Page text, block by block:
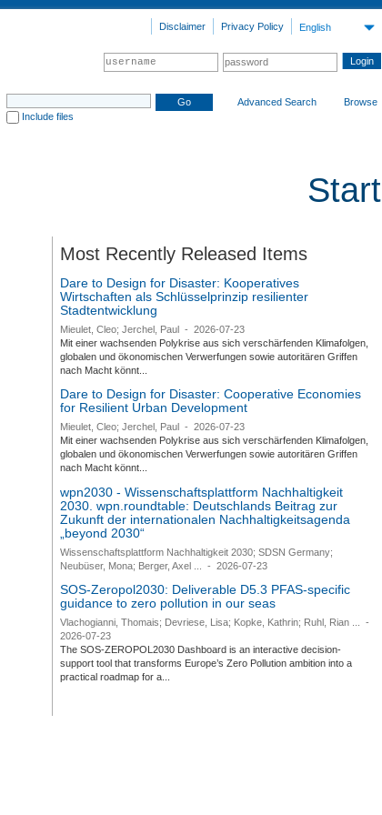
English
Privacy Policy
Disclaimer
Include files
Advanced Search Browse
Start
Most Recently Released Items
Dare to Design for Disaster: Kooperatives
Wirtschaften als Schlüsselprinzip resilienter
Stadtentwicklung
Mieulet, Cleo; Jerchel, Paul -
2026-07-23
Mit einer wachsenden Polykrise aus sich verschärfenden Klimafolgen,
globalen und ökonomischen Verwerfungen sowie autoritären Griffen
nach Macht könnt...
Dare to Design for Disaster: Cooperative Economies
for Resilient Urban Development
Mieulet, Cleo; Jerchel, Paul -
2026-07-23
Mit einer wachsenden Polykrise aus sich verschärfenden Klimafolgen,
globalen und ökonomischen Verwerfungen sowie autoritären Griffen
nach Macht könnt...
wpn2030 - Wissenschaftsplattform Nachhaltigkeit
2030. wpn.roundtable: Deutschlands Beitrag zur
Zukunft der internationalen Nachhaltigkeitsagenda
„beyond 2030“
Wissenschaftsplattform Nachhaltigkeit 2030; SDSN Germany;
Neubüser, Mona; Berger, Axel ...
- 2026-07-23
SOS-Zeropol2030: Deliverable D5.3 PFAS-specific
guidance to zero pollution in our seas
Vlachogianni, Thomais; Devriese, Lisa; Kopke, Kathrin; Ruhl, Rian ...
-
2026-07-23
The SOS-ZEROPOL2030 Dashboard is an interactive decision-
support tool that transforms Europe’s Zero Pollution ambition into a
practical roadmap for a...